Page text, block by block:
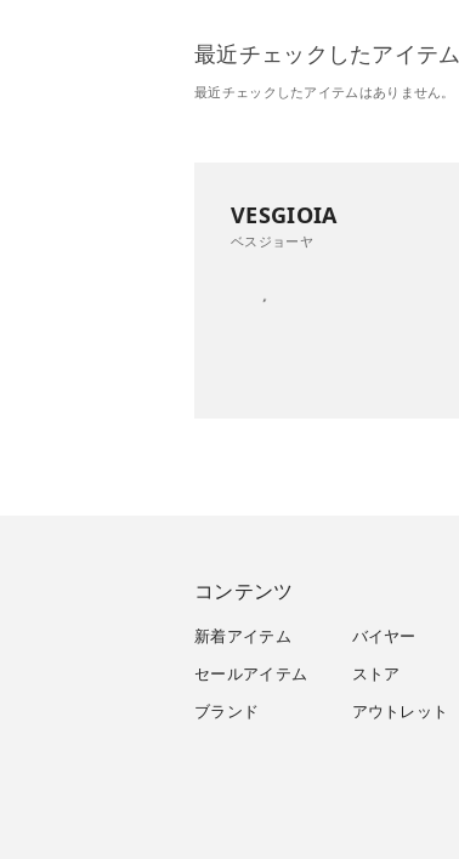
最近チェックしたアイテム
最近チェックしたアイテムはありません。
VESGIOIA
ベスジョーヤ
コンテンツ
新着アイテム
セールアイテム
ブランド
バイヤー
ストア
アウトレット